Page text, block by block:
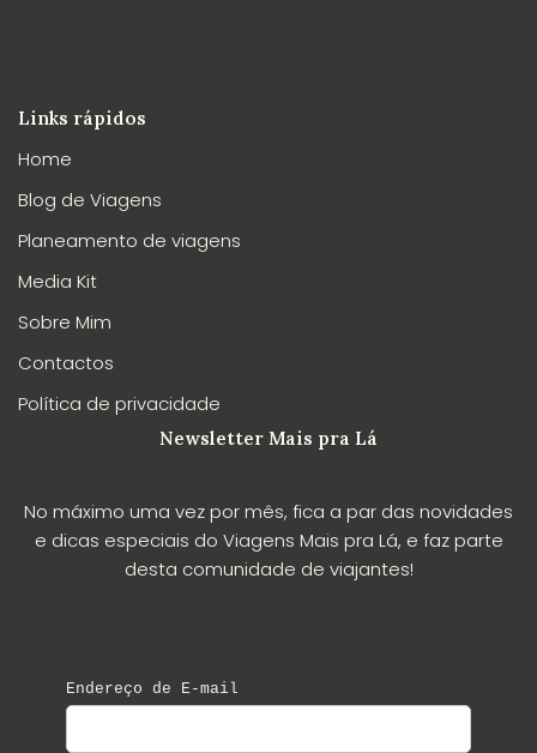
Links rápidos
Home
Blog de Viagens
Planeamento de viagens
Media Kit
Sobre Mim
Contactos
Política de privacidade
Newsletter Mais pra Lá
No máximo uma vez por mês, fica a par das novidades
e dicas especiais do Viagens Mais pra Lá, e faz parte
desta comunidade de viajantes!